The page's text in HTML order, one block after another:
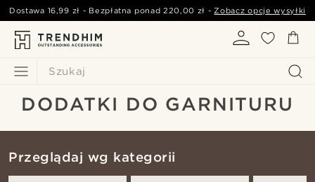
Szukaj
Dostawa 16,99 zł - Bezpłatna ponad220,00 zł -Zobacz opcje wysyłki
DODATKI DO GARNITURU
Przeglądaj wg kategorii